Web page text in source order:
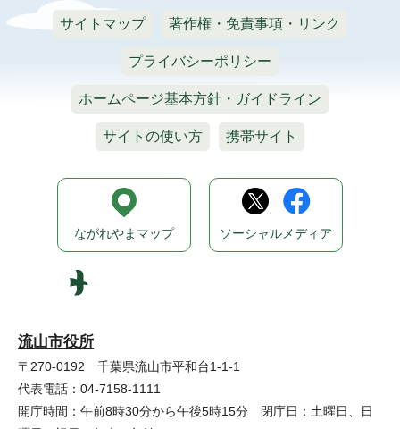
サイトマップ 著作権・免責事項・リンク
プライバシーポリシー
ホームページ基本方針・ガイドライン
サイトの使い方 携帯サイト
流山市役所
〒270-0192 千葉県流山市平和台1-1-1
代表電話：04-7158-1111
開庁時間：午前8時30分から午後5時15分 閉庁日：土曜日、日
ながれやまマップ ソーシャルメディア